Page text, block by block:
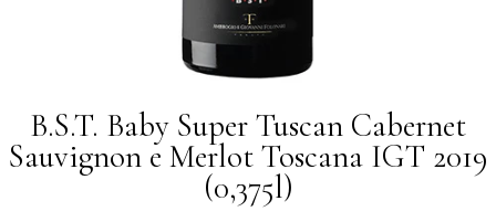
B.S.T. Baby Super Tuscan Cabernet
Sauvignon e Merlot Toscana IGT 2019
(0,375l)